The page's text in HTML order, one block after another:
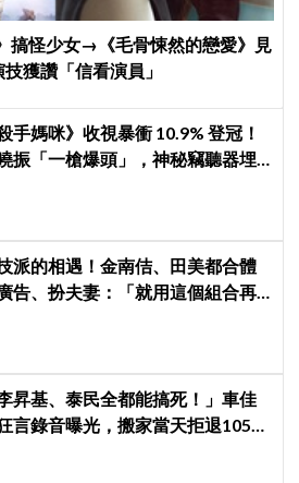
搞怪少女→《毛骨悚然的戀愛》見
獲讚「信看演員」
殺手媽咪》收視暴衝 10.9% 登冠！
振「一槍爆頭」，神秘竊聽器埋
派的相遇！金南佶、田美都合體
告、扮夫妻：「就用這個組合再
李昇基、泰民全都能搞死！」車佳
言錄音曝光，搬家當天拒退105億